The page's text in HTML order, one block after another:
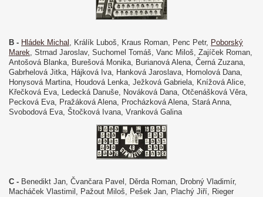
B - Hládek Michal , Králík Luboš, Kraus Roman, Penc Petr, Poborský
Marek , Strnad Jaroslav, Suchomel Tomáš, Vanc Miloš, Zajíček Roman,
Antošová Blanka, Burešová Monika, Burianová Alena, Černá Zuzana,
Gabrhelová Jitka, Hájková Iva, Hanková Jaroslava, Homolová Dana,
Honysová Martina, Houdová Lenka, Ježková Gabriela, Knížová Alice,
Křečková Eva, Ledecká Danuše, Nováková Dana, Otčenášková Věra,
Pecková Eva, Pražáková Alena, Procházková Alena, Stará Anna,
Svobodová Eva, Štočková Ivana, Vranková Galina
C - Benedikt Jan, Čvančara Pavel, Děrda Roman, Drobný Vladimír,
Macháček Vlastimil, Pažout Miloš, Pešek Jan, Plachý Jiří, Rieger